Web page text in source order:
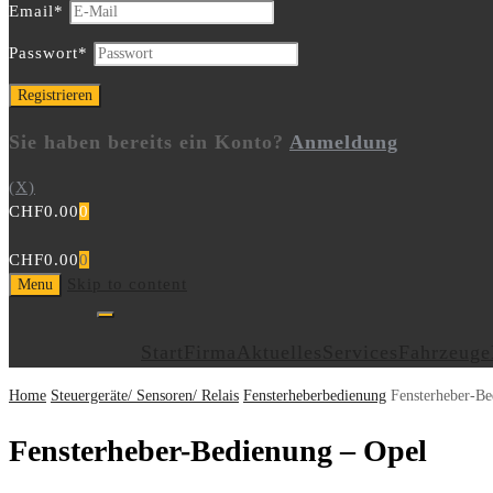
Email*
Passwort*
Sie haben bereits ein Konto? Anmeldung
(X)
CHF0.000
CHF0.000
Menu
Home Steuergeräte/ Sensoren/ Relais Fensterheberbedienung Fensterheber-
Fensterheber-Bedienung – Opel